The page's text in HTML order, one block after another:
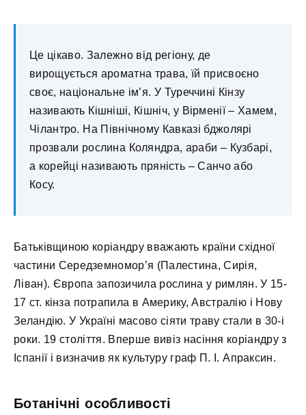
Це цікаво. Залежно від регіону, де
вирощується ароматна трава, їй присвоєно
своє, національне ім’я. У Туреччині Кінзу
називають Кішніші, Кішніч, у Вірменії – Хамем,
Чілантро. На Північному Кавказі бджолярі
прозвали рослина Коляндра, араби – Кузбарі,
а корейці називають пряність – Санчо або
Косу.
Батьківщиною коріандру вважають країни східної
частини Середземномор’я (Палестина, Сирія,
Ліван). Європа запозичила рослина у римлян. У 15-
17 ст. кінза потрапила в Америку, Австралію і Нову
Зеландію. У Україні масово сіяти траву стали в 30-і
роки. 19 століття. Вперше вивіз насіння коріандру з
Іспанії і визначив як культуру граф П. І. Апраксин.
Ботанічні особливості